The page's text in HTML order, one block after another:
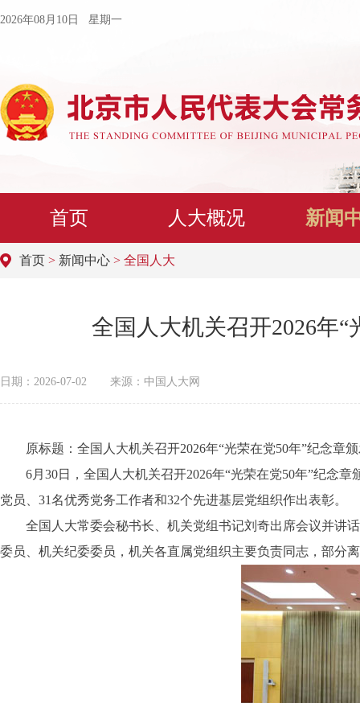
2026年08月10日 星期一
首页 人大概况 新闻
首页 > 新闻中心 > 全国人大
全国人大机关召开2026年
日期：2026-07-02 来源：中国人大网
原标题：全国人大机关召开2026年“光荣在党50年”纪念章颁
6月30日，全国人大机关召开2026年“光荣在党50年”纪念章
党员、31名优秀党务工作者和32个先进基层党组织作出表彰。
全国人大常委会秘书长、机关党组书记刘奇出席会议并讲话
委员、机关纪委委员，机关各直属党组织主要负责同志，部分